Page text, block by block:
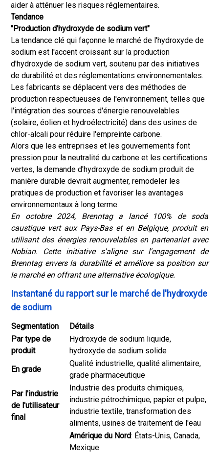
aider à atténuer les risques réglementaires.
Tendance
"Production d'hydroxyde de sodium vert"
La tendance clé qui façonne le marché de l'hydroxyde de
sodium est l'accent croissant sur la production
d'hydroxyde de sodium vert, soutenu par des initiatives
de durabilité et des réglementations environnementales.
Les fabricants se déplacent vers des méthodes de
production respectueuses de l'environnement, telles que
l'intégration des sources d'énergie renouvelables
(solaire, éolien et hydroélectricité) dans des usines de
chlor-alcali pour réduire l'empreinte carbone.
Alors que les entreprises et les gouvernements font
pression pour la neutralité du carbone et les certifications
vertes, la demande d'hydroxyde de sodium produit de
manière durable devrait augmenter, remodeler les
pratiques de production et favoriser les avantages
environnementaux à long terme.
En octobre 2024, Brenntag a lancé 100% de soda
caustique vert aux Pays-Bas et en Belgique, produit en
utilisant des énergies renouvelables en partenariat avec
Nobian. Cette initiative s'aligne sur l'engagement de
Brenntag envers la durabilité et améliore sa position sur
le marché en offrant une alternative écologique.
Instantané du rapport sur le marché de l'hydroxyde
de sodium
Segmentation
Détails
Par type de
produit
Hydroxyde de sodium liquide,
hydroxyde de sodium solide
En grade
Qualité industrielle, qualité alimentaire,
grade pharmaceutique
Par l'industrie
de l'utilisateur
final
Industrie des produits chimiques,
industrie pétrochimique, papier et pulpe,
industrie textile, transformation des
aliments, usines de traitement de l'eau
Amérique du Nord: États-Unis, Canada,
Mexique